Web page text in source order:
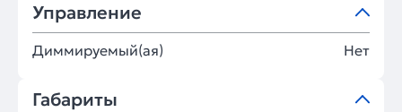
Управление
Диммируемый(ая) Нет
Габариты